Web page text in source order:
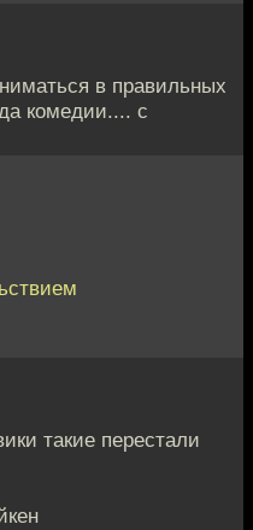
в правильных
комедии.... с
такие перестали